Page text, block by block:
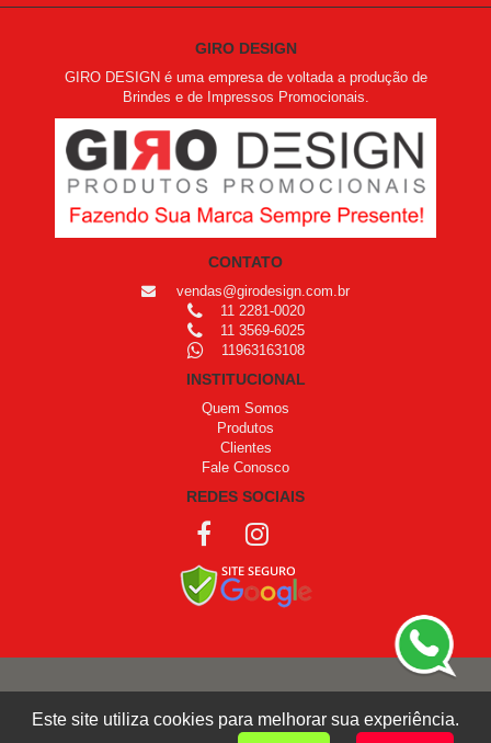
GIRO DESIGN
GIRO DESIGN é uma empresa de voltada a produção de
Brindes e de Impressos Promocionais.
CONTATO
vendas@girodesign.com.br
11 2281-0020
11 3569-6025
11963163108
INSTITUCIONAL
Quem Somos
Produtos
Clientes
Fale Conosco
REDES SOCIAIS
Giro Design
Este site utiliza cookies para melhorar sua experiência.